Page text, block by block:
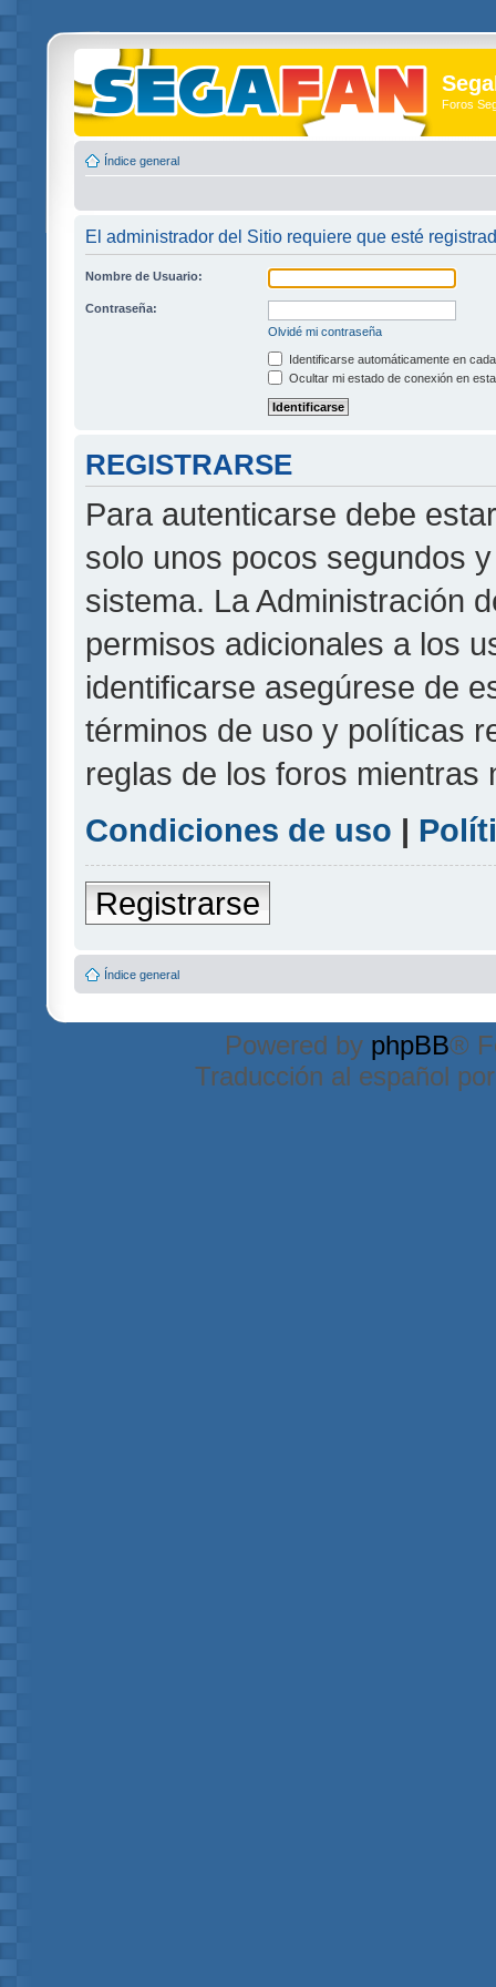
Foros
Índice general
El administrador del Sitio requiere que esté
Nombre de Usuario:
Contraseña:
Olvidé mi contraseña
Identificarse automáticamente en
Ocultar mi estado de conexión en
REGISTRARSE
Para autenticarse debe
solo unos pocos segundos
sistema. La Administración
permisos adicionales a los
identificarse asegúrese de
términos de uso y políticas
reglas de los foros mientras
Condiciones de uso |
Registrarse
Índice general
Powered by phpBB®
Traducción al español